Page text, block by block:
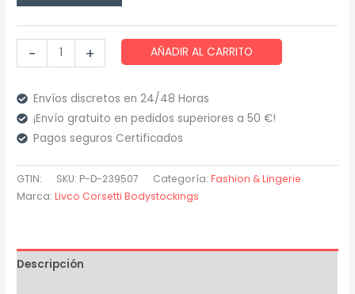
-
Corsetti
-
Julove
Bodystocking
Negro
cantidad
+ AÑADIR AL CARRITO
Envíos discretos en 24/48 Horas
¡Envío gratuito en pedidos superiores a 50 €!
Pagos seguros Certificados
GTIN: SKU: P-D-239507 Categoría:Fashion & Lingerie
Marca:Livco Corsetti Bodystockings
Descripción